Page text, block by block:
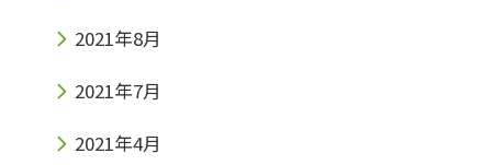
2021年8月
2021年7月
2021年4月